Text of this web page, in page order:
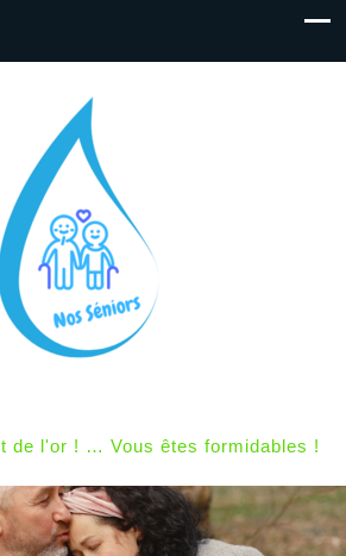
de l'or ! … Vous êtes formidables !